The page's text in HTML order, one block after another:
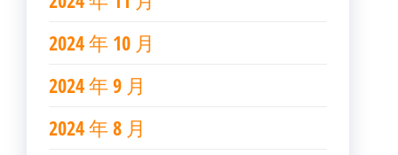
2024 年 10 月
2024 年 9 月
2024 年 8 月